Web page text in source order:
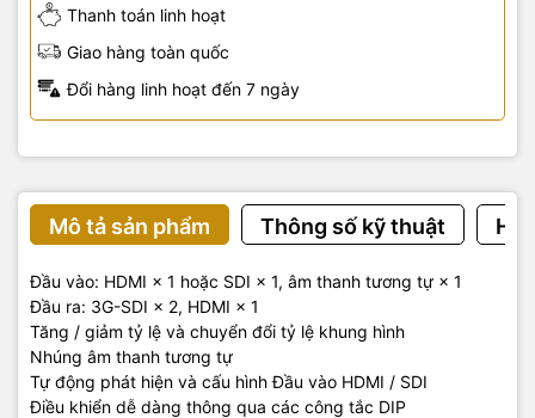
Thanh toán linh hoạt
Giao hàng toàn quốc
Đổi hàng linh hoạt đến 7 ngày
Mô tả sản phẩm Thông số kỹ thuật
Đầu vào: HDMI × 1 hoặc SDI × 1, âm thanh tương tự × 1
Đầu ra: 3G-SDI × 2, HDMI × 1
Tăng / giảm tỷ lệ và chuyển đổi tỷ lệ khung hình
Nhúng âm thanh tương tự
Tự động phát hiện và cấu hình Đầu vào HDMI / SDI
Điều khiển dễ dàng thông qua các công tắc DIP